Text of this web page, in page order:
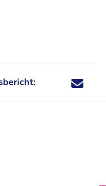
Deel dit
Deel dit
Deel dit
Deel